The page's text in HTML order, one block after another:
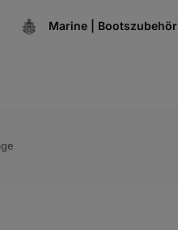
Marine | Bootszubehör